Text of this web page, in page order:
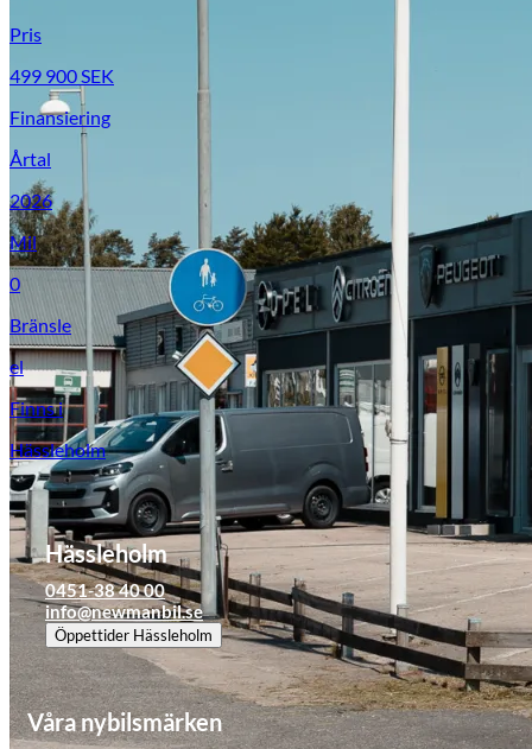
Pris
499 900 SEK
Finansiering
Årtal
2026
Mil
0
Bränsle
el
Finns i
Hässleholm
Hässleholm
0451-38 40 00
info@newmanbil.se
Öppettider Hässleholm
Våra nybilsmärken